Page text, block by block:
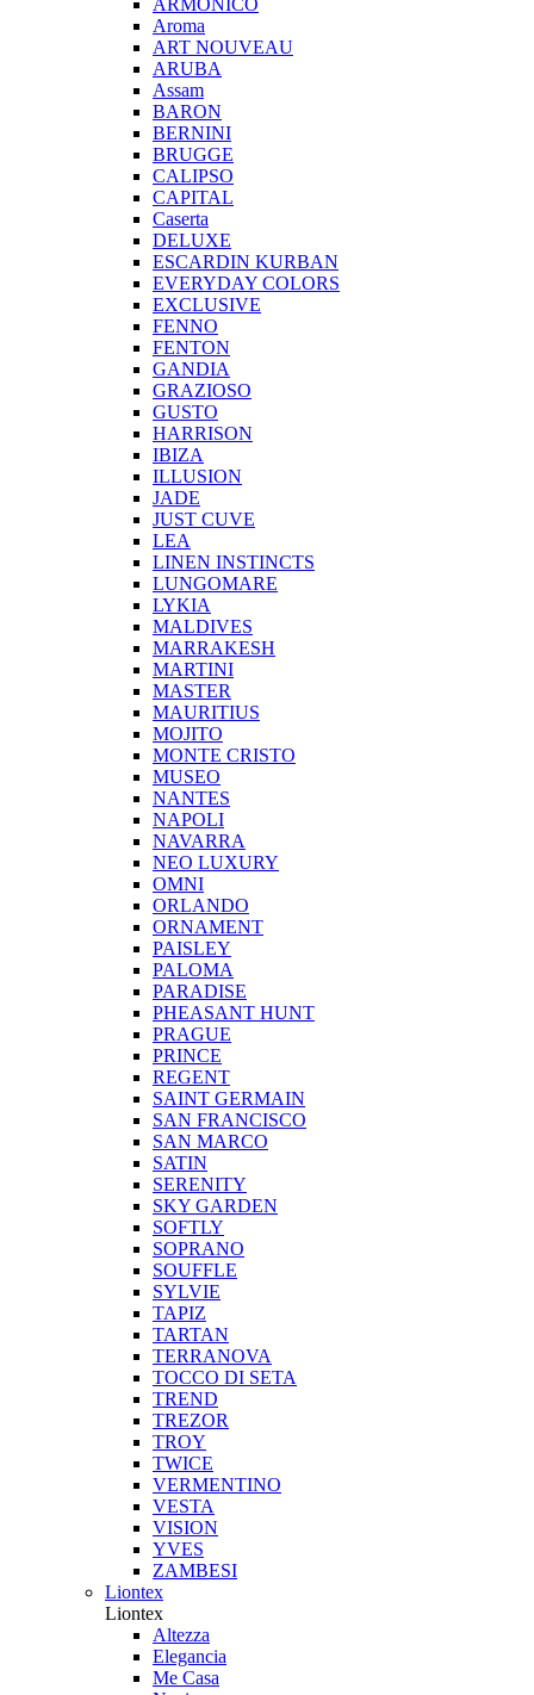
ARMONICO
Aroma
ART NOUVEAU
ARUBA
Assam
BARON
BERNINI
BRUGGE
CALIPSO
CAPITAL
Caserta
DELUXE
ESCARDIN KURBAN
EVERYDAY COLORS
EXCLUSIVE
FENNO
FENTON
GANDIA
GRAZIOSO
GUSTO
HARRISON
IBIZA
ILLUSION
JADE
JUST CUVE
LEA
LINEN INSTINCTS
LUNGOMARE
LYKIA
MALDIVES
MARRAKESH
MARTINI
MASTER
MAURITIUS
MOJITO
MONTE CRISTO
MUSEO
NANTES
NAPOLI
NAVARRA
NEO LUXURY
OMNI
ORLANDO
ORNAMENT
PAISLEY
PALOMA
PARADISE
PHEASANT HUNT
PRAGUE
PRINCE
REGENT
SAINT GERMAIN
SAN FRANCISCO
SAN MARCO
SATIN
SERENITY
SKY GARDEN
SOFTLY
SOPRANO
SOUFFLE
SYLVIE
TAPIZ
TARTAN
TERRANOVA
TOCCO DI SETA
TREND
TREZOR
TROY
TWICE
VERMENTINO
VESTA
VISION
YVES
ZAMBESI
Liontex
Liontex
Altezza
Elegancia
Me Casa